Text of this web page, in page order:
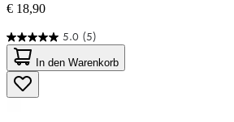
€ 18,90
5.0 (5)
5.0
von
5
Sternen.
5
In den Warenkorb